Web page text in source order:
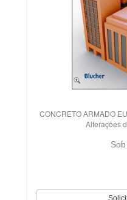
CONCRETO ARMADO
Alterações